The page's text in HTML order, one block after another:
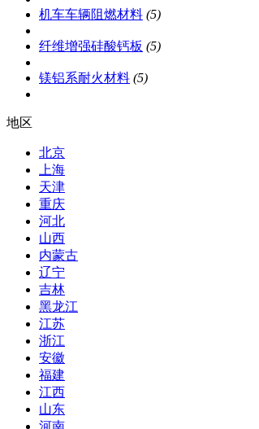
机车车辆阻燃材料 (5)
纤维增强硅酸钙板 (5)
镁铝系耐火材料 (5)
地区
北京
上海
天津
重庆
河北
山西
内蒙古
辽宁
吉林
黑龙江
江苏
浙江
安徽
福建
江西
山东
河南